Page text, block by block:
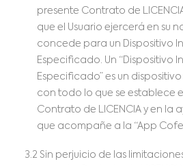
presente Contrato de
que el Usuario ejercerá en su
concede para un Dispositivo
Especificado. Un “Dispositivo
Especificado” es un
con todo lo que se establece
Contrato de LICENCIA y en la
que acompañe a la “App Cofem
3.2 Sin perjuicio de las